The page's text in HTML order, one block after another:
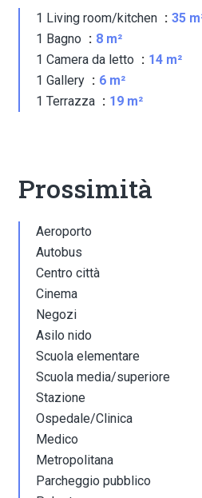
1 Living room/kitchen
35
1 Bagno
8 m²
1 Camera da letto
14 m²
1 Gallery
6 m²
1 Terrazza
19 m²
Prossimità
Aeroporto
Autobus
Centro città
Cinema
Negozi
Asilo nido
Scuola elementare
Scuola media/superiore
Stazione
Ospedale/Clinica
Medico
Metropolitana
Parcheggio pubblico